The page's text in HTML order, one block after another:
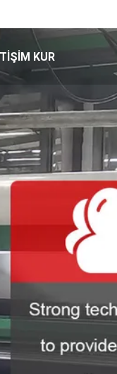
KUR